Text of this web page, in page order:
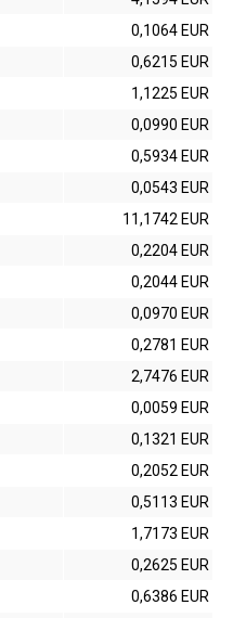
0,1064 EUR
0,6215 EUR
1,1225 EUR
0,0990 EUR
0,5934 EUR
0,0543 EUR
11,1742 EUR
0,2204 EUR
0,2044 EUR
0,0970 EUR
0,2781 EUR
2,7476 EUR
0,0059 EUR
0,1321 EUR
0,2052 EUR
0,5113 EUR
1,7173 EUR
0,2625 EUR
0,6386 EUR